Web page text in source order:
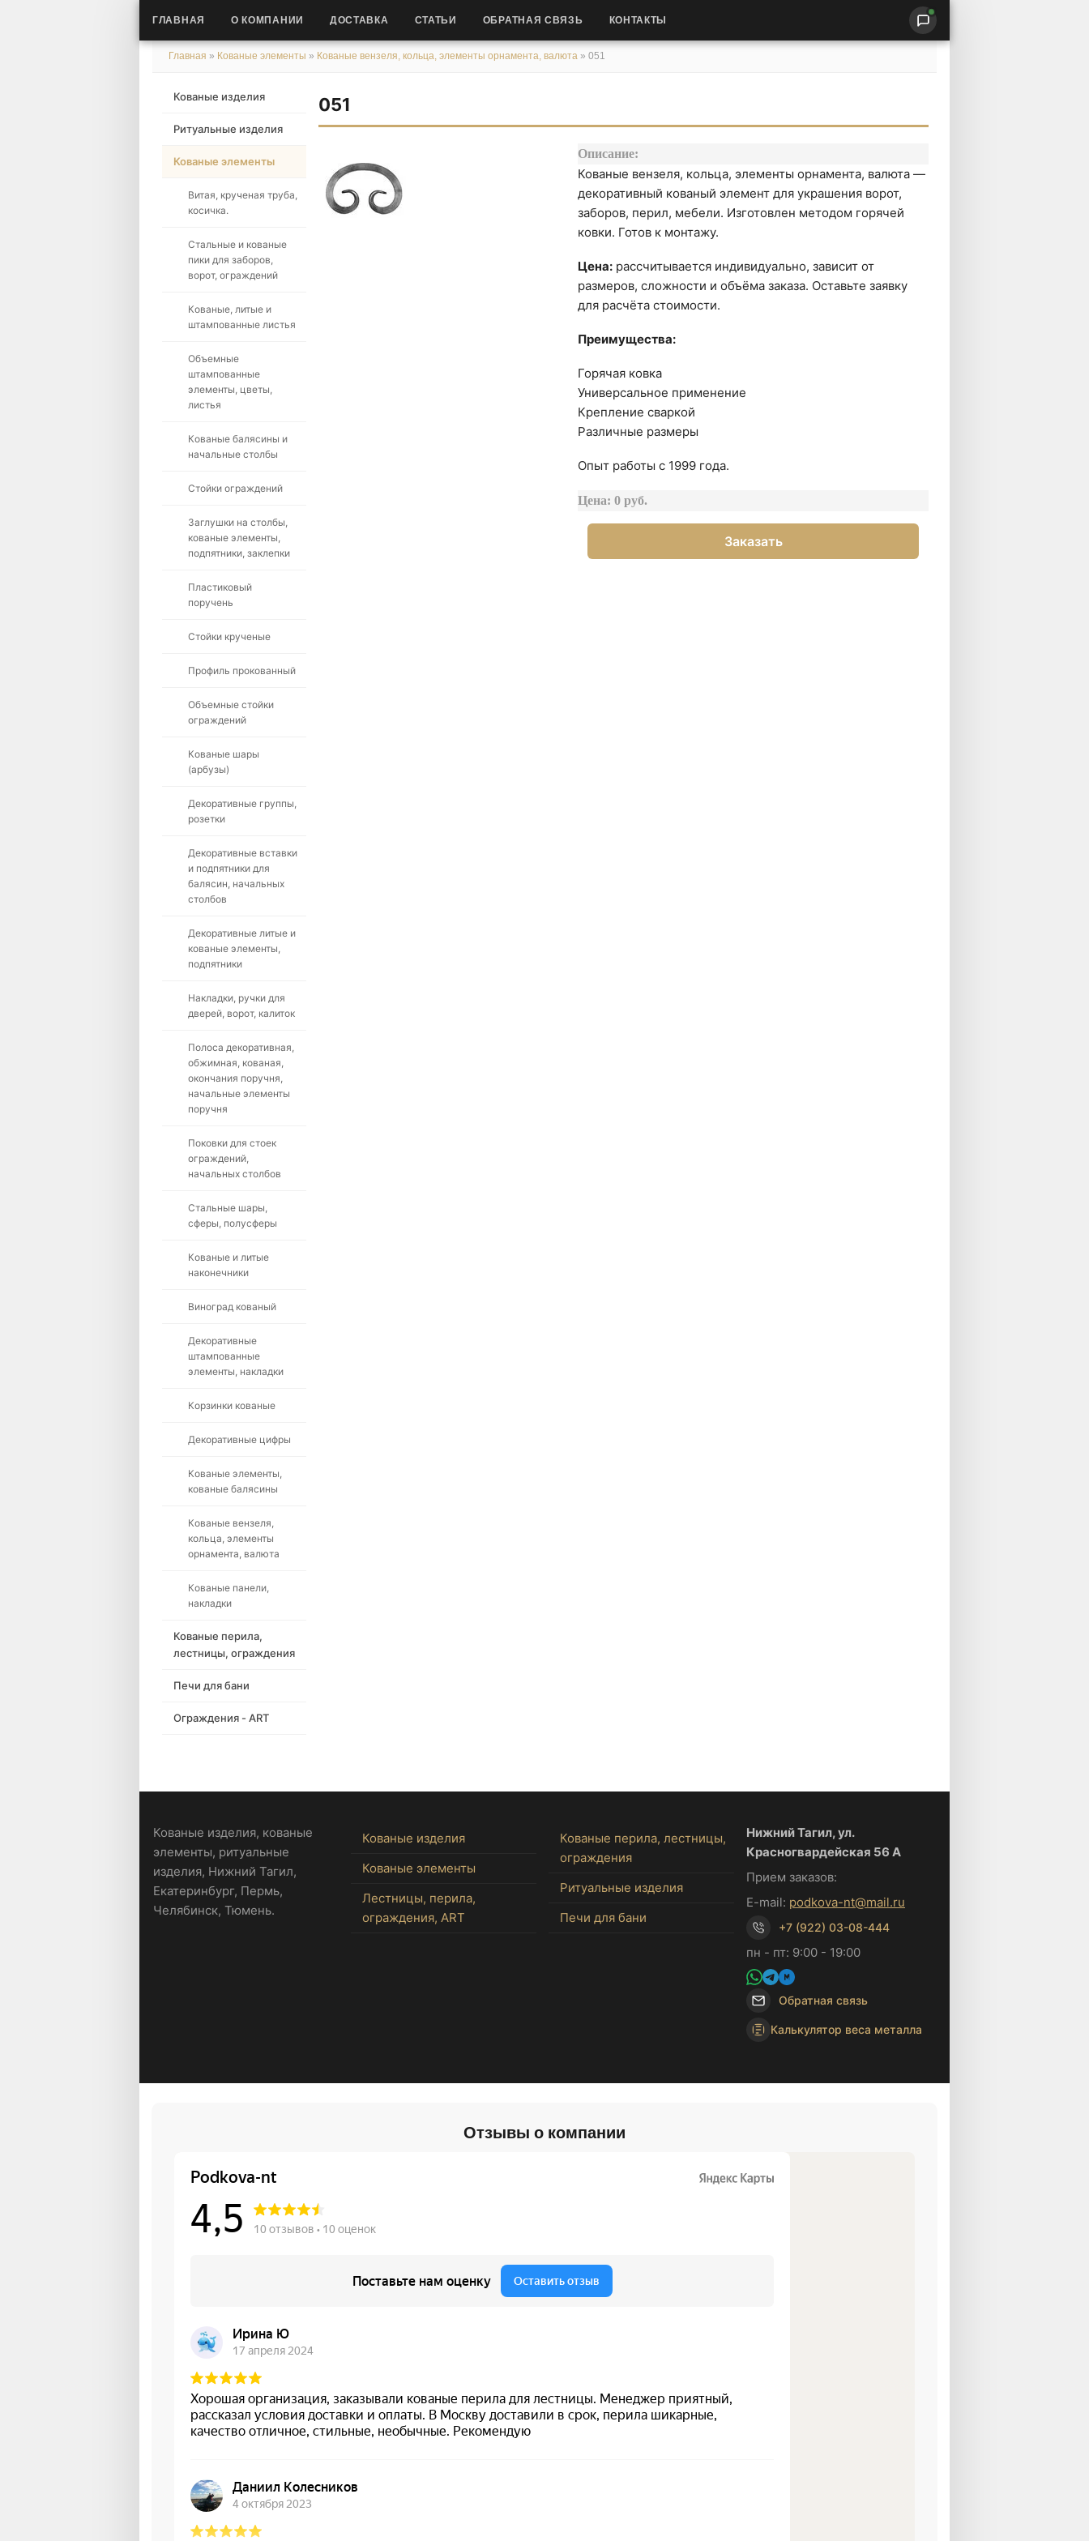
ГЛАВНАЯ О КОМПАНИИ ДОСТАВКА СТАТЬИ ОБРАТНАЯ СВЯЗЬ КОНТАКТЫ
Главная » Кованые элементы » Кованые вензеля, кольца, элементы орнамента, валюта » 051
Кованые изделия
Ритуальные изделия
Кованые элементы
Витая, крученая труба,
косичка.
Стальные и кованые
пики для заборов,
ворот, ограждений
Кованые, литые и
штампованные листья
Объемные
штампованные
элементы, цветы,
листья
Кованые балясины и
начальные столбы
Стойки ограждений
Заглушки на столбы,
кованые элементы,
подпятники, заклепки
Пластиковый
поручень
Стойки крученые
Профиль прокованный
Объемные стойки
ограждений
Кованые шары
(арбузы)
Декоративные группы,
розетки
Декоративные вставки
и подпятники для
балясин, начальных
столбов
Декоративные литые и
кованые элементы,
подпятники
Накладки, ручки для
дверей, ворот, калиток
Полоса декоративная,
обжимная, кованая,
окончания поручня,
начальные элементы
поручня
Поковки для стоек
ограждений,
начальных столбов
Стальные шары,
сферы, полусферы
Кованые и литые
наконечники
Виноград кованый
Декоративные
штампованные
элементы, накладки
Корзинки кованые
Декоративные цифры
Кованые элементы,
кованые балясины
Кованые вензеля,
кольца, элементы
орнамента, валюта
Кованые панели,
накладки
Кованые перила,
лестницы, ограждения
Печи для бани
Ограждения - ART
051
Описание:
Кованые вензеля, кольца, элементы орнамента, валюта —
декоративный кованый элемент для украшения ворот,
заборов, перил, мебели. Изготовлен методом горячей
ковки. Готов к монтажу.
Цена: рассчитывается индивидуально, зависит от
размеров, сложности и объёма заказа. Оставьте заявку
для расчёта стоимости.
Преимущества:
Горячая ковка
Универсальное применение
Крепление сваркой
Различные размеры
Опыт работы с 1999 года.
Цена: 0 руб.
Заказать
Кованые изделия, кованые
элементы, ритуальные
изделия, Нижний Тагил,
Екатеринбург, Пермь,
Челябинск, Тюмень.
Кованые изделия
Кованые элементы
Лестницы, перила,
ограждения, ART
Кованые перила, лестницы,
ограждения
Ритуальные изделия
Печи для бани
Нижний Тагил, ул.
Красногвардейская 56 А
Прием заказов:
E-mail: podkova-nt@mail.ru
+7 (922) 03-08-444
пн - пт: 9:00 - 19:00
Обратная связь
Калькулятор веса металла
Отзывы о компании